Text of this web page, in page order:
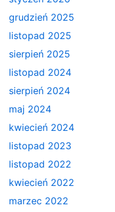
grudzień 2025
listopad 2025
sierpień 2025
listopad 2024
sierpień 2024
maj 2024
kwiecień 2024
listopad 2023
listopad 2022
kwiecień 2022
marzec 2022